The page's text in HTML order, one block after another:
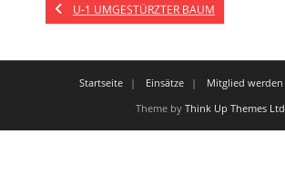
U-1 UMGESTÜRZTER BAUM
Startseite Einsätze Mitglied werden
Theme by Think Up Themes Ltd